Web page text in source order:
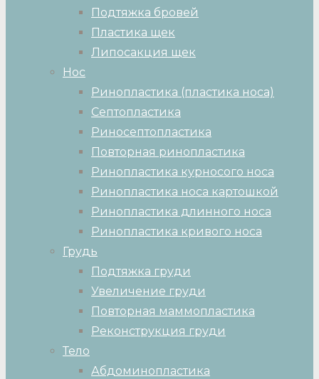
Подтяжка бровей
Пластика щек
Липосакция щек
Нос
Ринопластика (пластика носа)
Септопластика
Риносептопластика
Повторная ринопластика
Ринопластика курносого носа
Ринопластика носа картошкой
Ринопластика длинного носа
Ринопластика кривого носа
Грудь
Подтяжка груди
Увеличение груди
Повторная маммопластика
Реконструкция груди
Тело
Абдоминопластика